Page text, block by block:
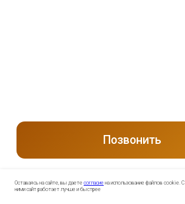
Оставаясь на сайте, вы даете согласие на использование файлов cookie. С
ними сайт работает лучше и быстрее